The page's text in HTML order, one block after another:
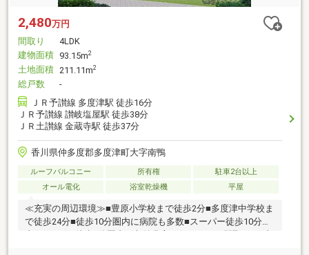
2,480万円
間取り
4LDK
建物面積 93.15m2
土地面積 211.11m2
総戸数
-
ＪＲ予讃線 多度津駅 徒歩16分
ＪＲ予讃線 讃岐塩屋駅 徒歩38分
ＪＲ土讃線 金蔵寺駅 徒歩37分
香川県仲多度郡多度津町大字南鴨
ルーフバルコニー 所有権
駐車2台以上
オール電化
浴室乾燥機 平屋
≪充実の周辺環境≫■豊原小学校まで徒歩2分■多度津中学校ま
で徒歩24分■徒歩10分圏内に病院も多数■スーパー徒歩10分圏